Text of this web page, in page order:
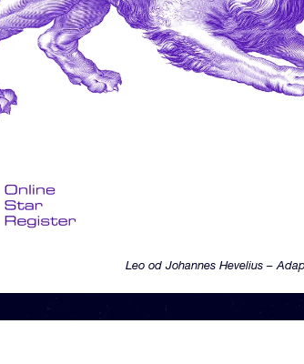
Leo od Johannes Hevelius –